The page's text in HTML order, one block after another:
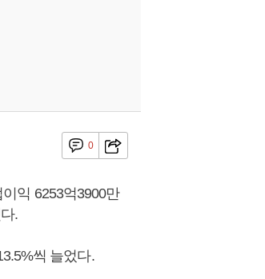
0
익 6253억3900만
.
씩 늘었다.